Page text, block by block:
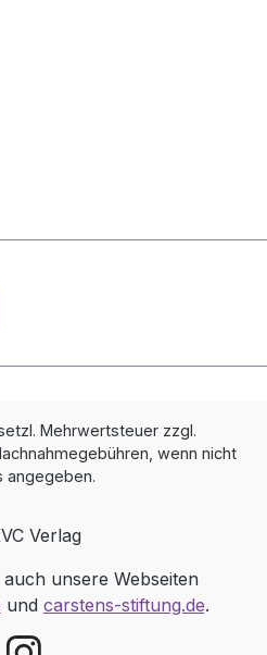
Mehrwertsteuer zzgl.
wenn nicht
angegeben.
Verlag
unsere Webseiten
und carstens-stiftung.de.